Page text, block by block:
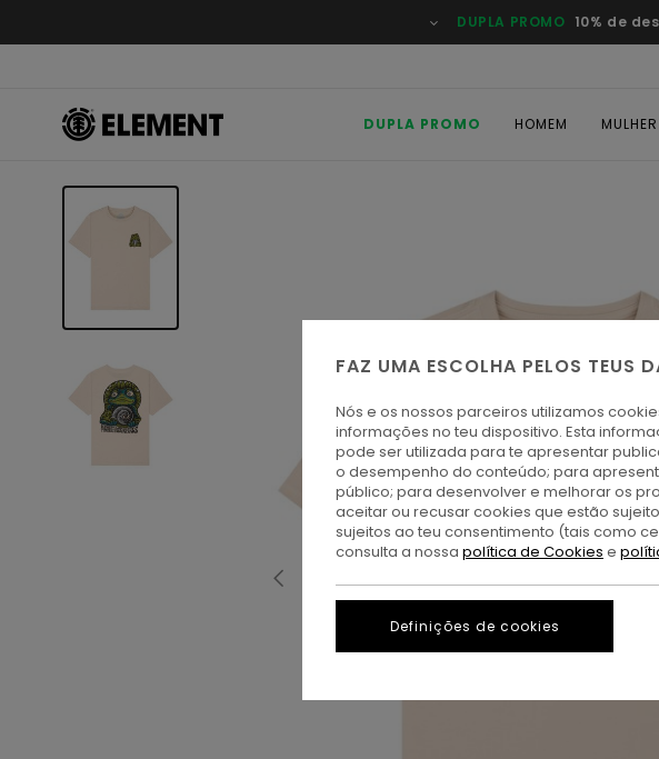
a
DUPLA PROMO 10% de
DUPLA PROMO HOMEM MULHER
FAZ UMA ESCOLHA PELOS TEUS
Nós e os nossos parceiros utilizamos
informações no teu dispositivo. Esta
pode ser utilizada para te apresentar
o desempenho do conteúdo; para
público; para desenvolver e melhorar os
aceitar ou recusar cookies que estão
sujeitos ao teu consentimento (tais como
consulta a nossa política de Cookies e
Definições de cookies